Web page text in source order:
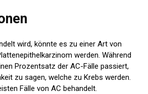
wird, könnte es zu einer Art von
werden. Während
Prozentsatz der AC-Fälle passiert,
zu sagen, welche zu Krebs werden.
Fälle von AC behandelt.